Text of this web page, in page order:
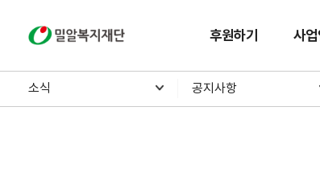
밀알복지재단 후원하기 사
소식 공지사항